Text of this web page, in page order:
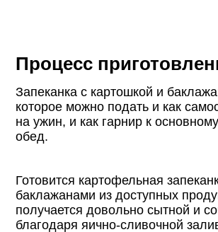
Процесс
Запеканка с картошкой и
которое можно подать и как
на ужин, и как гарнир к
обед.
Готовится картофельная
баклажанами из доступных
получается довольно сытной и
благодаря яично-сливочной